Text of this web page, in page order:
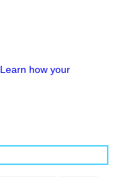
Learn how your